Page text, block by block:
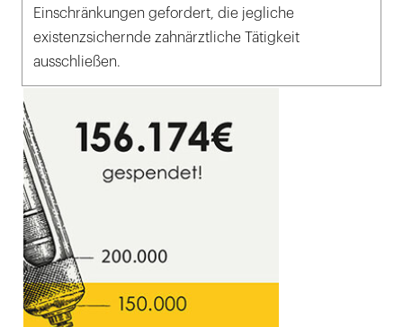
Einschränkungen gefordert, die jegliche
existenzsichernde zahnärztliche Tätigkeit
ausschließen.